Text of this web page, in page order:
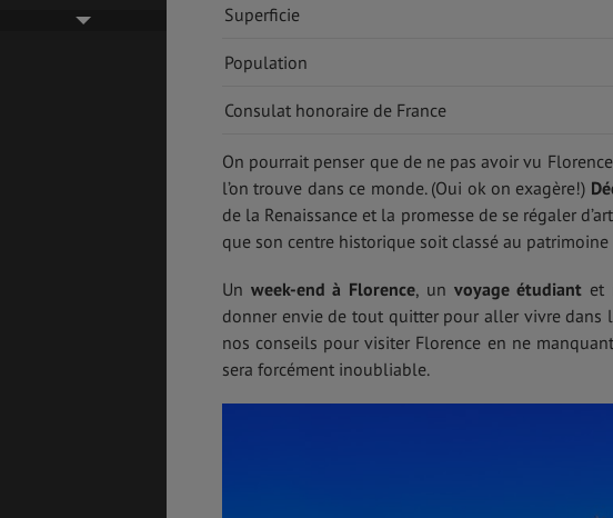
Superficie
Population
Consulat honoraire de France
On pourrait penser que de ne pas avoir vu
l’on trouve dans ce monde. (Oui ok on exagère!)
de la Renaissance et la promesse de se régaler
que son centre historique soit classé au patrimoine
Un week-end à Florence, un voyage étudiant et
donner envie de tout quitter pour aller vivre dans
nos conseils pour visiter Florence en ne
sera forcément inoubliable.